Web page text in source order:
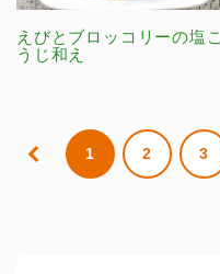
えびとブロッコリーの塩こ
うじ和え
1 2 3